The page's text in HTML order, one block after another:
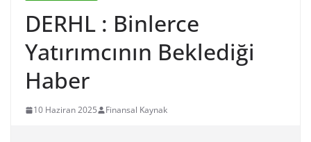
DERHL : Binlerce
Yatırımcının Beklediği
Haber
10 Haziran 2025 Finansal Kaynak